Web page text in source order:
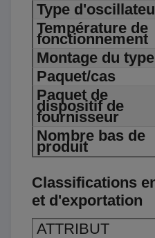
Type
Température de
fonctionnement
Montage du type
Paquet/cas
Paquet de
dispositif de
fournisseur
Nombre bas de
produit
Classifications
et d'exportation
ATTRIBUT